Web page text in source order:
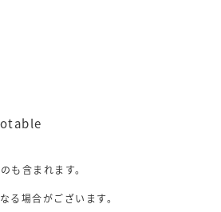
も含まれます。
場合がございます。